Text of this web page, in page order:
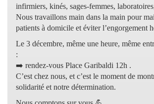
infirmiers, kinés, sages-femmes,
Nous travaillons main dans la main pour
patients à domicile et éviter l’engorgement
Le 3 décembre, même une heure, même
:
➡️ rendez-vous Place Garibaldi 12h .
C’est chez nous, et c’est le moment de
solidarité et notre détermination.